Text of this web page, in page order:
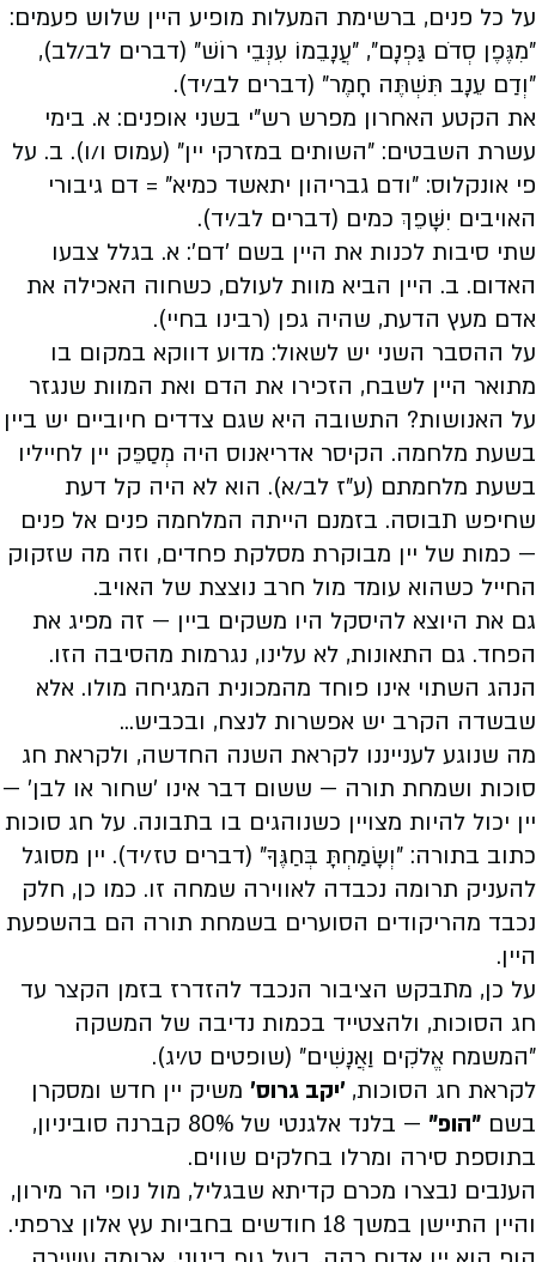
על כל פנים, ברשימת המעלות מופיע היין שלוש פעמים:
"מִגֶּפֶן סְדֹם גַּפְנָם", "עֲנָבֵמוֹ עִנְּבֵי רוֹשׁ" (דברים לב/לב),
"וְדַם עֵנָב תִּשְׁתֶּה חָמֶר" (דברים לב/יד).
את הקטע האחרון מפרש רש"י בשני אופנים: א. בימי
עשרת השבטים: "השותים במזרקי יין" (עמוס ו/ו). ב. על
פי אונקלוס: "ודם גבריהון יתאשד כמיא" = דם גיבורי
האויבים יִשָּׁפֵךְ כמים (דברים לב/יד).
שתי סיבות לכנות את היין בשם 'דם': א. בגלל צבעו
האדום. ב. היין הביא מוות לעולם, כשחוה האכילה את
אדם מעץ הדעת, שהיה גפן (רבינו בחיי).
על ההסבר השני יש לשאול: מדוע דווקא במקום בו
מתואר היין לשבח, הזכירו את הדם ואת המוות שנגזר
על האנושות? התשובה היא שגם צדדים חיוביים יש ביין
בשעת מלחמה. הקיסר אדריאנוס היה מְסַפֵּק יין לחייליו
בשעת מלחמתם (ע"ז לב/א). הוא לא היה קל דעת
שחיפש תבוסה. בזמנם הייתה המלחמה פנים אל פנים
— כמות של יין מבוקרת מסלקת פחדים, וזה מה שזקוק
החייל כשהוא עומד מול חרב נוצצת של האויב.
גם את היוצא להיסקל היו משקים ביין — זה מפיג את
הפחד. גם התאונות, לא עלינו, נגרמות מהסיבה הזו.
הנהג השתוי אינו פוחד מהמכונית המגיחה מולו. אלא
שבשדה הקרב יש אפשרות לנצח, ובכביש...
מה שנוגע לענייננו לקראת השנה החדשה, ולקראת חג
סוכות ושמחת תורה — ששום דבר אינו 'שחור או לבן' —
יין יכול להיות מצויין כשנוהגים בו בתבונה. על חג סוכות
כתוב בתורה: "וְשָׂמַחְתָּ בְּחַגֶּךָ" (דברים טז/יד). יין מסוגל
להעניק תרומה נכבדה לאווירה שמחה זו. כמו כן, חלק
נכבד מהריקודים הסוערים בשמחת תורה הם בהשפעת
היין.
על כן, מתבקש הציבור הנכבד להזדרז בזמן הקצר עד
חג הסוכות, ולהצטייד בכמות נדיבה של המשקה
"המשמח אֱלֹקִים וַאֲנָשִׁים" (שופטים ט/יג).
לקראת חג הסוכות, 'יקב גרוס' משיק יין חדש ומסקרן
בשם "הופ"
— בלנד אלגנטי של 80% קברנה סוביניון,
בתוספת סירה ומרלו בחלקים שווים.
הענבים נבצרו מכרם קדיתא שבגליל, מול נופי הר מירון,
והיין התיישן במשך 18 חודשים בחביות עץ אלון צרפתי.